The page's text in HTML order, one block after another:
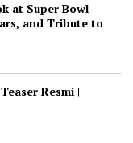
at Super Bowl
and Tribute to
Resmi |